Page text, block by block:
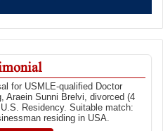
for USMLE-qualified Doctor
Araein Sunni Brelvi, divorced (4
Residency. Suitable match:
residing in USA.